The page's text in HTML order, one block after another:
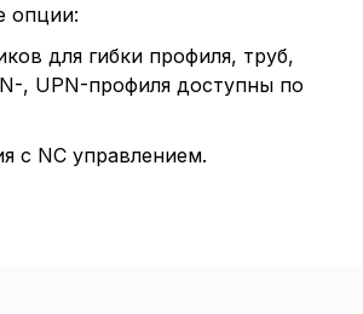
опции:
для гибки профиля, труб,
, UPN-профиля доступны по
с NC управлением.
Аналитические
Внимание: